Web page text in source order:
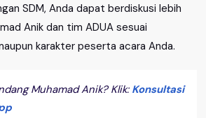
SDM, Anda dapat berdiskusi lebih
Anik dan tim ADUA sesuai
karakter peserta acara Anda.
Muhamad Anik? Klik: Konsultasi